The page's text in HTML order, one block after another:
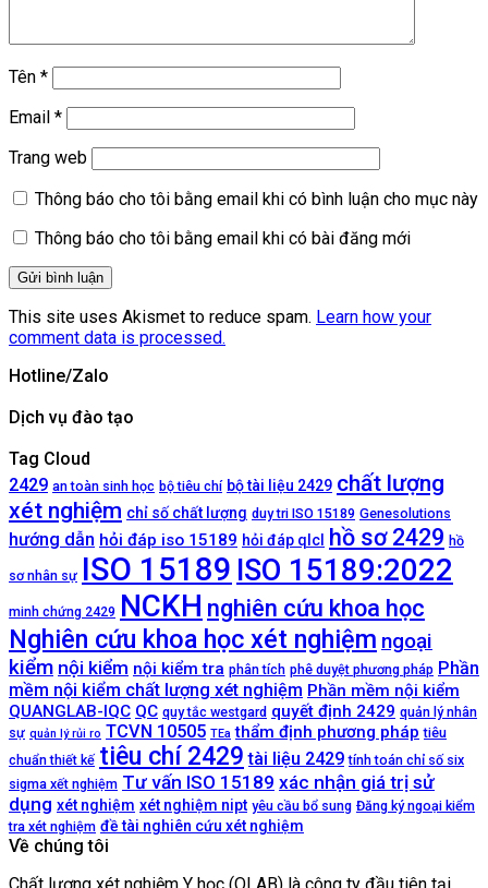
Tên *
Email *
Trang web
Thông báo cho tôi bằng email khi có bình luận cho mục này
Thông báo cho tôi bằng email khi có bài đăng mới
This site uses Akismet to reduce spam. Learn how your
comment data is processed.
Hotline/Zalo
Dịch vụ đào tạo
Tag Cloud
2429 an toàn sinh học bộ tiêu chí bộ tài liệu 2429 chất lượng
xét nghiệm chỉ số chất lượng duy tri ISO 15189 Genesolutions
hướng dẫn hỏi đáp iso 15189 hỏi đáp qlcl hồ sơ 2429 hồ
sơ nhân sự ISO 15189 ISO 15189:2022
minh chứng 2429 NCKH nghiên cứu khoa học
Nghiên cứu khoa học xét nghiệm ngoại
kiểm nội kiểm nội kiểm tra phân tích phê duyệt phương pháp Phần
mềm nội kiểm chất lượng xét nghiệm Phần mềm nội kiểm
QUANGLAB-IQC QC quy tắc westgard quyết định 2429 quản lý nhân
sự quản lý rủi ro TCVN 10505 TEa thẩm định phương pháp tiêu
chuẩn thiết kế tiêu chí 2429 tài liệu 2429 tính toán chỉ số six
sigma xết nghiệm Tư vấn ISO 15189 xác nhận giá trị sử
dụng xét nghiệm xét nghiệm nipt yêu cầu bổ sung Đăng ký ngoại kiểm
tra xét nghiệm đề tài nghiên cứu xét nghiệm
Về chúng tôi